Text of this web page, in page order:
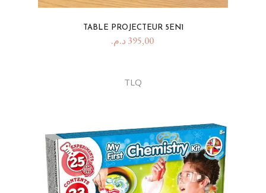
TABLE PROJECTEUR 5EN1
395,00 د.م.
TLQ